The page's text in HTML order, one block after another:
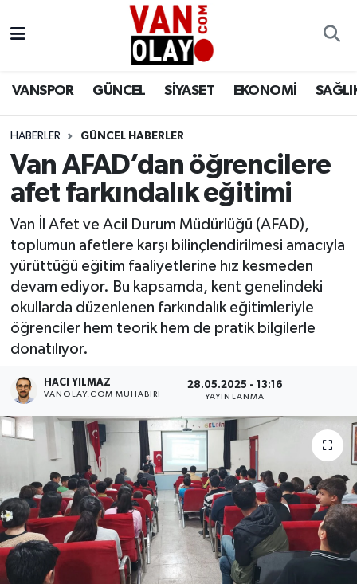
VANSPOR GÜNCEL SİYASET EKONOMİ
HABERLER GÜNCEL HABERLER
Van AFAD’dan öğrencilere
afet farkındalık eğitimi
Van İl Afet ve Acil Durum Müdürlüğü (AFAD),
toplumun afetlere karşı bilinçlendirilmesi amacıyla
yürüttüğü eğitim faaliyetlerine hız kesmeden
devam ediyor. Bu kapsamda, kent genelindeki
okullarda düzenlenen farkındalık eğitimleriyle
öğrenciler hem teorik hem de pratik bilgilerle
donatılıyor.
HACI YILMAZ
VANOLAY.COM MUHABIRI
28.05.2025 - 13:16
YAYINLANMA
Siyaset
Ekonomi
Sağlık
Eğitim
Bilim & Teknoloji
Dünya
RESMİ İLANLAR
Van Nöbetçi Eczaneler
Van Namaz Vakitleri
Van Trafik Yoğunluk Haritası
Süper Lig Puan Durumu ve Fikstür
Tüm Manşetler
Son Dakika Haberleri
Haber Arşivi